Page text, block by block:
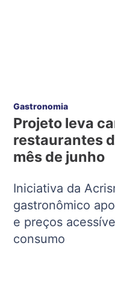
Gastronomia
Projeto leva
restaurantes
mês de junho
Iniciativa da
gastronômico
e preços
consumo